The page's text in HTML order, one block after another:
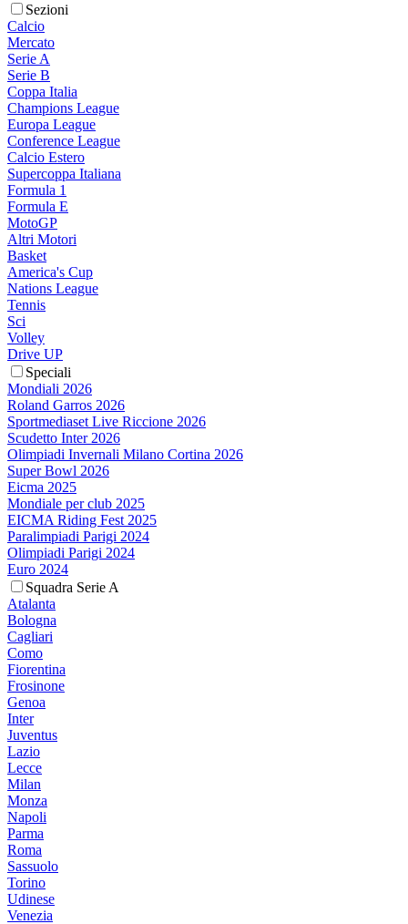
Sezioni
Calcio
Mercato
Serie A
Serie B
Coppa Italia
Champions League
Europa League
Conference League
Calcio Estero
Supercoppa Italiana
Formula 1
Formula E
MotoGP
Altri Motori
Basket
America's Cup
Nations League
Tennis
Sci
Volley
Drive UP
Speciali
Mondiali 2026
Roland Garros 2026
Sportmediaset Live Riccione 2026
Scudetto Inter 2026
Olimpiadi Invernali Milano Cortina 2026
Super Bowl 2026
Eicma 2025
Mondiale per club 2025
EICMA Riding Fest 2025
Paralimpiadi Parigi 2024
Olimpiadi Parigi 2024
Euro 2024
Squadra Serie A
Atalanta
Bologna
Cagliari
Como
Fiorentina
Frosinone
Genoa
Inter
Juventus
Lazio
Lecce
Milan
Monza
Napoli
Parma
Roma
Sassuolo
Torino
Udinese
Venezia